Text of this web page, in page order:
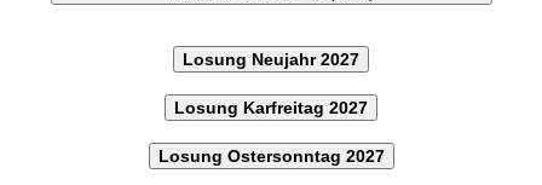
Losung Neujahr 2027
Losung Karfreitag 2027
Losung Ostersonntag 2027